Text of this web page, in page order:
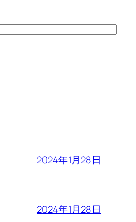
2024年1月28日
2024年1月28日